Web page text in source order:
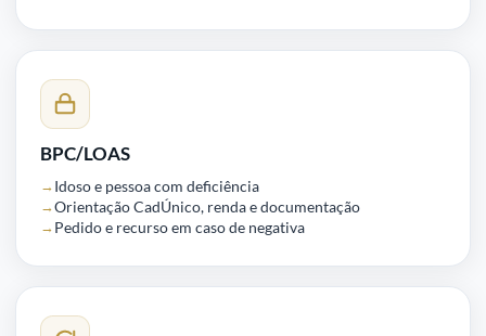
BPC/LOAS
Idoso e pessoa com deficiência
Orientação CadÚnico, renda e documentação
Pedido e recurso em caso de negativa